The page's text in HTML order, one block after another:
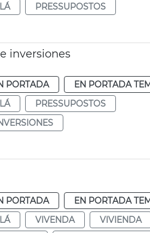
PRESSUPOSTOS
inversiones
PORTADA
EN PORTADA
PRESSUPOSTOS
PORTADA
EN PORTADA
VIVENDA
VIVIENDA